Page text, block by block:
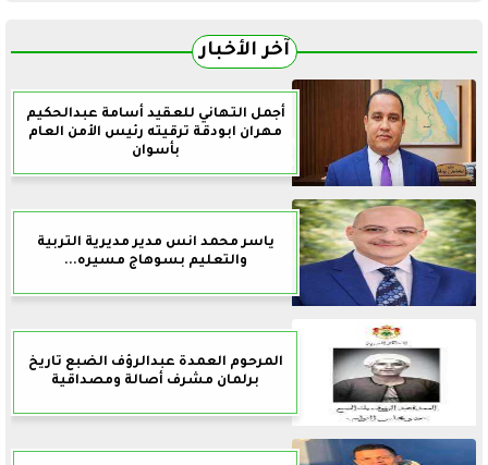
آخر الأخبار
أجمل التهاني للعقيد أسامة عبدالحكيم
مهران ابودقة ترقيته رئيس الأمن العام
بأسوان
ياسر محمد انس مدير مديرية التربية
والتعليم بسوهاج مسيره...
المرحوم العمدة عبدالرؤف الضبع تاريخ
برلمان مشرف أصالة ومصداقية